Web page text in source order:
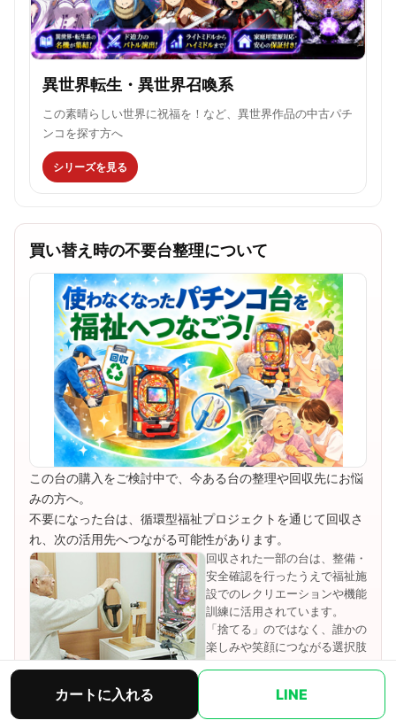
異世界転生・異世界召喚系
この素晴らしい世界に祝福を！など、異世界作品の中古パチ
ンコを探す方へ
シリーズを見る
買い替え時の不要台整理について
この台の購入をご検討中で、今ある台の整理や回収先にお悩
みの方へ。
不要になった台は、循環型福祉プロジェクトを通じて回収さ
れ、次の活用先へつながる可能性があります。
回収された一部の台は、整備・
安全確認を行ったうえで福祉施
設でのレクリエーションや機能
訓練に活用されています。
「捨てる」のではなく、誰かの
楽しみや笑顔につながる選択肢
不要台の回収案内を見る
カートに入れる LINE